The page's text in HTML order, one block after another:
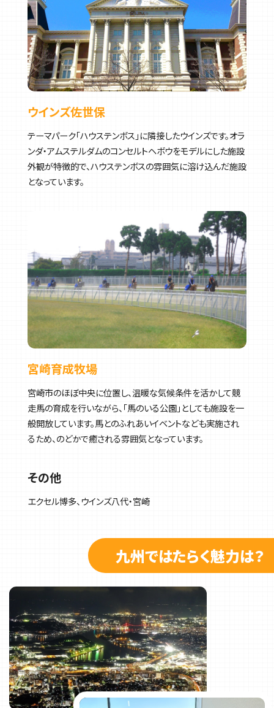
ウインズ佐世保
テーマパーク「ハウステンボス」に隣接したウインズです。オラ
ンダ・アムステルダムのコンセルトヘボウをモデルにした施設
外観が特徴的で、ハウステンボスの雰囲気に溶け込んだ施設
となっています。
宮崎育成牧場
宮崎市のほぼ中央に位置し、温暖な気候条件を活かして競
走馬の育成を行いながら、「馬のいる公園」としても施設を一
般開放しています。馬とのふれあいイベントなども実施され
るため、のどかで癒される雰囲気となっています。
その他
エクセル博多、ウインズ八代・宮崎
九州ではたらく魅力は？